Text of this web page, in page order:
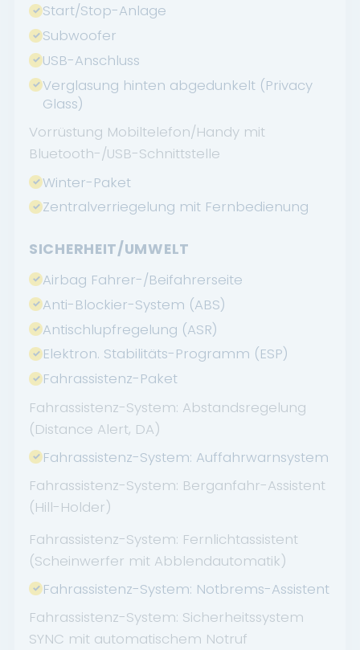
Start/Stop-Anlage
Subwoofer
USB-Anschluss
Verglasung hinten abgedunkelt (Privacy
Glass)
Vorrüstung Mobiltelefon/Handy mit
Bluetooth-/USB-Schnittstelle
Winter-Paket
Zentralverriegelung mit Fernbedienung
SICHERHEIT/UMWELT
Airbag Fahrer-/Beifahrerseite
Anti-Blockier-System (ABS)
Antischlupfregelung (ASR)
Elektron. Stabilitäts-Programm (ESP)
Fahrassistenz-Paket
Fahrassistenz-System: Abstandsregelung
(Distance Alert, DA)
Fahrassistenz-System: Auffahrwarnsystem
Fahrassistenz-System: Berganfahr-Assistent
(Hill-Holder)
Fahrassistenz-System: Fernlichtassistent
(Scheinwerfer mit Abblendautomatik)
Fahrassistenz-System: Notbrems-Assistent
Fahrassistenz-System: Sicherheitssystem
SYNC mit automatischem Notruf